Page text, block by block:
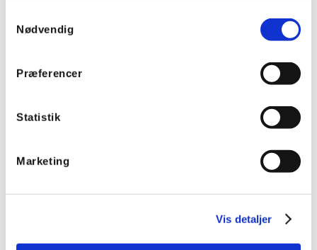
Nødvendig
Præferencer
Statistik
Marketing
Vis detaljer
Vægholder for